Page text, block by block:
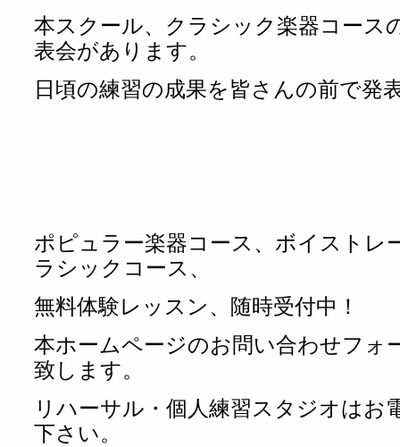
本スクール、クラシック楽器コース
表会があります。
日頃の練習の成果を皆さんの前で発
ポピュラー楽器コース、ボイストレ
ラシックコース、
無料体験レッスン、随時受付中！
本ホームページのお問い合わせフォ
致します。
リハーサル・個人練習スタジオはお
下さい。